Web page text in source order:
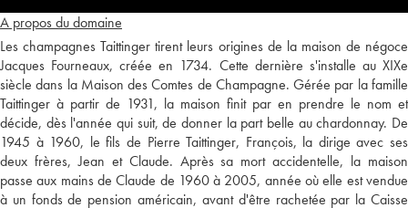
A propos du domaine
Les champagnes Taittinger tirent leurs origines de la maison de négoce
Jacques Fourneaux, créée en 1734. Cette dernière s'installe au XIXe
siècle dans la Maison des Comtes de Champagne. Gérée par la famille
Taittinger à partir de 1931, la maison finit par en prendre le nom et
décide, dès l'année qui suit, de donner la part belle au chardonnay. De
1945 à 1960, le fils de Pierre Taittinger, François, la dirige avec ses
deux frères, Jean et Claude. Après sa mort accidentelle, la maison
passe aux mains de Claude de 1960 à 2005, année où elle est vendue
à un fonds de pension américain, avant d'être rachetée par la Caisse